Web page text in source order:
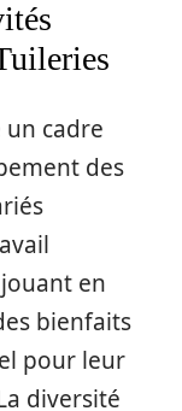
un cadre
des
en
bienfaits
pour leur
diversité